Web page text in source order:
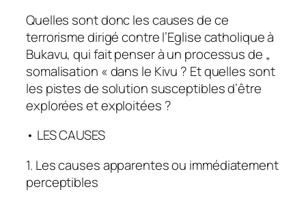
Quelles sont donc les causes de ce
terrorisme dirigé contre l’Eglise catholique à
Bukavu, qui fait penser à un processus de „
somalisation « dans le Kivu ? Et quelles sont
les pistes de solution susceptibles d’être
explorées et exploitées ?
• LES CAUSES
1. Les causes apparentes ou immédiatement
perceptibles